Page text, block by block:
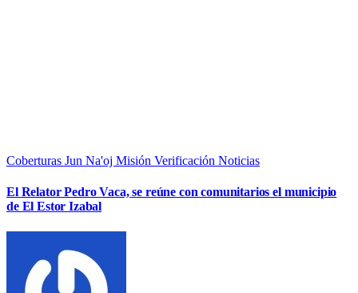
Coberturas Jun Na'oj Misión Verificación Noticias
El Relator Pedro Vaca, se reúne con comunitarios el municipio
de El Estor Izabal